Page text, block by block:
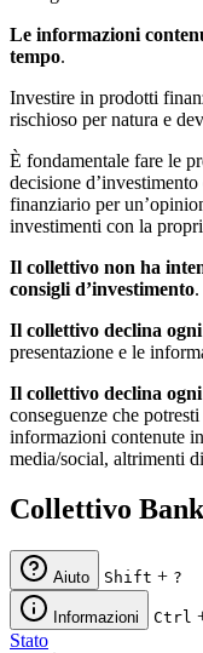
Le informazioni
tempo.
Investire in prodotti
rischioso per natura e
È fondamentale fare le
decisione
finanziario per
investimenti con la
Il collettivo non ha
consigli d’investimento.
Il collettivo declina
presentazione e le
Il collettivo declina
conseguenze che
informazioni contenute
media/social, altrimenti
Collettivo
Aiuto Shift + ?
Informazioni Ctrl
Stato